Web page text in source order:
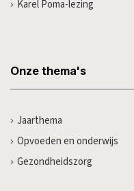
Karel Poma-lezing
Onze thema's
Jaarthema
Opvoeden en onderwijs
Gezondheidszorg